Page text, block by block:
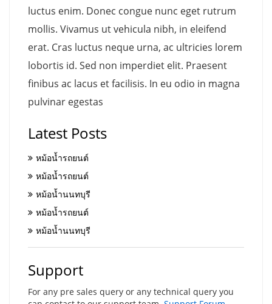
luctus enim. Donec congue nunc eget rutrum
mollis. Vivamus ut vehicula nibh, in eleifend
erat. Cras luctus neque urna, ac ultricies lorem
lobortis id. Sed non imperdiet elit. Praesent
finibus ac lacus et facilisis. In eu odio in magna
pulvinar egestas
Latest Posts
หม้อน้ำรถยนต์
หม้อน้ำรถยนต์
หม้อน้ำนนทบุรี
หม้อน้ำรถยนต์
หม้อน้ำนนทบุรี
Support
For any pre sales query or any technical query you